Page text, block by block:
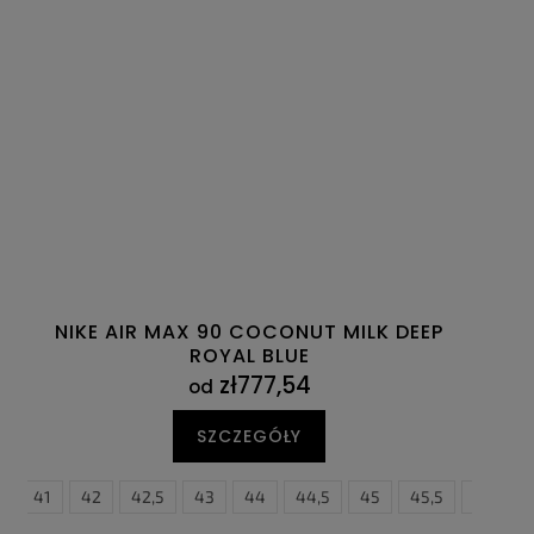
47,5
NIKE AIR MAX 90 COCONUT MILK DEEP
ROYAL BLUE
od zł777,54
SZCZEGÓŁY
41 42 42,5 43 44 44,5 45 45,5